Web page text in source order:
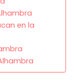
en la